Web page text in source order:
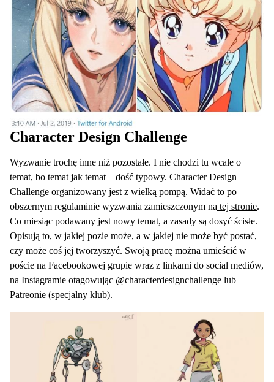
Character Design Challenge
Wyzwanie trochę inne niż pozostałe. I nie chodzi tu wcale o
temat, bo temat jak temat – dość typowy. Character Design
Challenge organizowany jest z wielką pompą. Widać to po
obszernym regulaminie wyzwania zamieszczonym na tej stronie.
Co miesiąc podawany jest nowy temat, a zasady są dosyć ścisłe.
Opisują to, w jakiej pozie może, a w jakiej nie może być postać,
czy może coś jej tworzyszyć. Swoją pracę można umieścić w
poście na Facebookowej grupie wraz z linkami do social mediów,
na Instagramie otagowując @characterdesignchallenge lub
Patreonie (specjalny klub).